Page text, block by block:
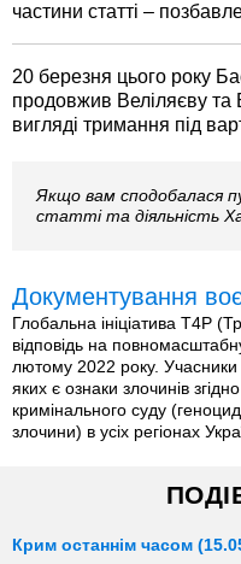
частини статті –
20 березня цього року
продовжив Веліляєву та
вигляді тримання під
Якщо вам сподобалася
статті та діяльність
Документування
Глобальна ініціатива T4P
відповідь на
лютому 2022 року. Учасники
яких є ознаки злочинів
кримінального суду
злочини) в усіх регіонах
Крим останнім часом